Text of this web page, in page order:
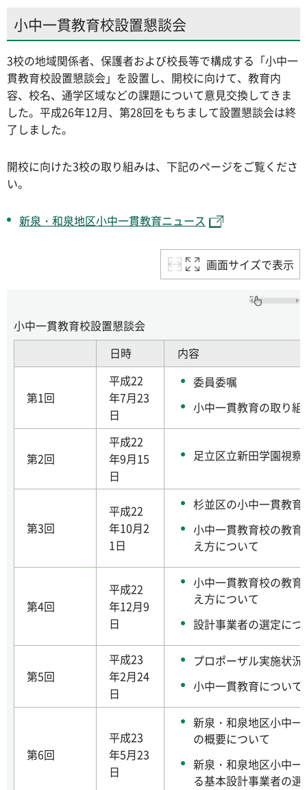
小中一貫教育校設置懇談会
3校の地域関係者、保護者および校長等で構成する「小中一
貫教育校設置懇談会」を設置し、開校に向けて、教育内
容、校名、通学区域などの課題について意見交換してきま
した。平成26年12月、第28回をもちまして設置懇談会は終
了しました。
開校に向けた3校の取り組みは、下記のページをご覧くださ
い。
新泉・和泉地区小中一貫教育ニュース
画面サイズで表示
小中一貫教育校設置懇談会
日時
内容
第1回
平成22
年7月23
日
委員委嘱
小中一貫教育の取り組
第2回
平成22
年9月15
日
足立区立新田学園視察
第3回
平成22
年10月2
1日
杉並区の小中一貫教育
小中一貫教育校の教
え方について
第4回
平成22
年12月9
日
小中一貫教育校の教
え方について
設計事業者の選定につ
第5回
平成23
年2月24
日
プロポーザル実施状況
小中一貫教育について
第6回
平成23
年5月23
日
新泉・和泉地区小中
の概要について
新泉・和泉地区小中
る基本設計事業者の